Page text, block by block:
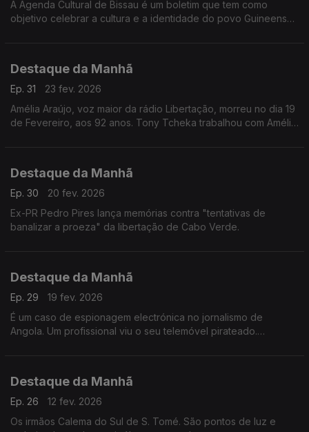
A Agenda Cultural de Bissau é um boletim que tem como
objetivo celebrar a cultura e a identidade do povo Guineense.
Destaque da Manhã
Ep. 31
23 fev. 2026
Amélia Araújo, voz maior da rádio Libertação, morreu no dia 19
de Fevereiro, aos 92 anos. Tony Tcheka trabalhou com Amélia
Destaque da Manhã
Ep. 30
20 fev. 2026
Ex-PR Pedro Pires lança memórias contra "tentativas de
banalizar a proeza" da libertação de Cabo Verde.
Destaque da Manhã
Ep. 29
19 fev. 2026
É um caso de espionagem electrónica no jornalismo de
Angola. Um profissional viu o seu telemóvel pirateado.
Destaque da Manhã
Ep. 26
12 fev. 2026
Os irmãos Calema do Sul de S. Tomé. São pontos de luz e